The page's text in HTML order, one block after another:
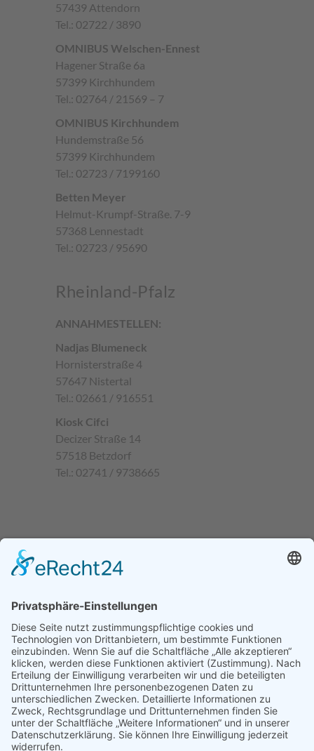
57439 Attendorn
Tel.: 02722 / 3890
OMNIBUS Welschen-Ennest
Hagener Straße 6a
57399 Kirchhundem
Tel.: 02764 / 21569 – 7
OMNIBUS Kirchhundem
Hundemstraße 56
57399 Kirchhundem
Tel.: 02723 / 7199160
Betten Meyer
Helmut-Krumpf-Straße. 7-9
57368 Lennestadt
Tel.: 02723 / 95690
Rheinland-Pfalz
ANNAHMESTELLEN:
Nadjas Blumeneck
Hornisterstraße 4
57647 Nistertal
Tel.: 02661 / 916551
Kiosk Cifci
Decizer Straße 14
57518 Betzdorf
Tel.: 02741 / 9738665
TEXTILSERVICE PETRI BEI GOOGLE
MAPS